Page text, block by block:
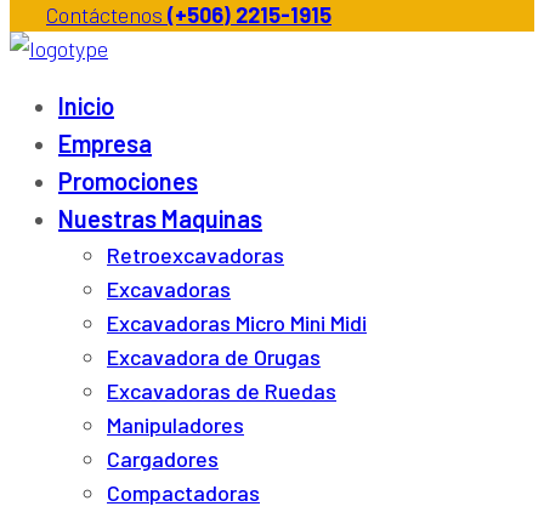
Contáctenos (+506) 2215-1915
Inicio
Empresa
Promociones
Nuestras Maquinas
Retroexcavadoras
Excavadoras
Excavadoras Micro Mini Midi
Excavadora de Orugas
Excavadoras de Ruedas
Manipuladores
Cargadores
Compactadoras